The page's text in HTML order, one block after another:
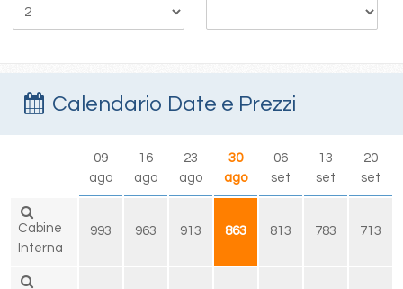
Calendario Date e Prezzi
09
ago
16
ago
23
ago
30
ago
06
set
13
set
20
set
Cabine
Interna
993 963 913 863 813 783 713